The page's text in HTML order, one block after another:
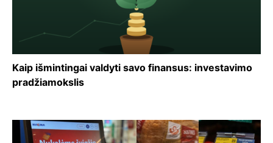
Kaip išmintingai valdyti savo finansus: investavimo
pradžiamokslis